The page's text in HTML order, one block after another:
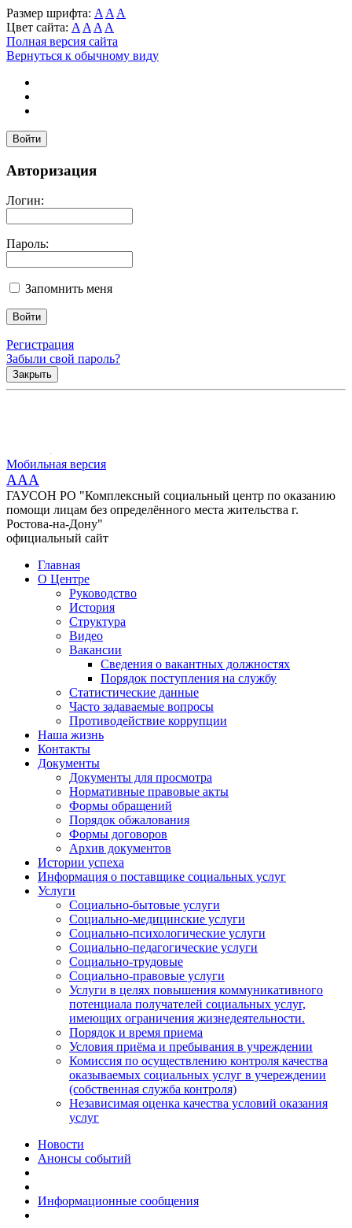
Размер шрифта: A A A
Цвет сайта: A A A A
Полная версия сайта
Вернуться к обычному виду
Войти
Авторизация
Логин:
Пароль:
Запомнить меня
Регистрация
Забыли свой пароль?
Закрыть
Мобильная версия
AAA
ГАУСОН РО "Комплексный социальный центр по оказанию
помощи лицам без определённого места жительства г.
Ростова-на-Дону"
официальный сайт
Главная
О Центре
Руководство
История
Структура
Видео
Вакансии
Сведения о вакантных должностях
Порядок поступления на службу
Статистические данные
Часто задаваемые вопросы
Противодействие коррупции
Наша жизнь
Контакты
Документы
Документы для просмотра
Нормативные правовые акты
Формы обращений
Порядок обжалования
Формы договоров
Архив документов
Истории успеха
Информация о поставщике социальных услуг
Услуги
Социально-бытовые услуги
Социально-медицинские услуги
Социально-психологические услуги
Социально-педагогические услуги
Социально-трудовые
Социально-правовые услуги
Услуги в целях повышения коммуникативного
потенциала получателей социальных услуг,
имеющих ограничения жизнедеятельности.
Порядок и время приема
Условия приёма и пребывания в учреждении
Комиссия по осуществлению контроля качества
оказываемых социальных услуг в учереждении
(собственная служба контроля)
Независимая оценка качества условий оказания
услуг
Новости
Анонсы событий
Информационные сообщения